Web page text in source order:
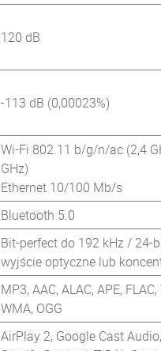
120 dB
-113 dB (0,00023%)
Wi-Fi 802.11 b/g/n/ac (2,4
GHz)
Ethernet 10/100 Mb/s
Bluetooth 5.0
Bit-perfect do 192 kHz / 24-
wyjście optyczne lub
MP3, AAC, ALAC, APE, FLAC,
WMA, OGG
AirPlay 2, Google Cast